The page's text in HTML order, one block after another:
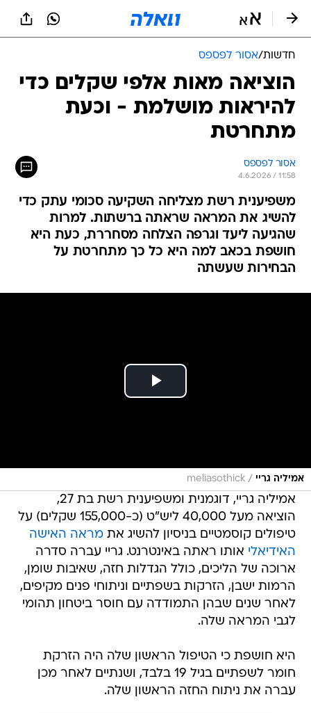
חדשות/אסור לפספס
הוציאה מאות אלפי שקלים כדי
להיראות מושלמת - וכעת
מתחרטת
אסור לפספס
4.6.2026 / 11:58
משפיענית רשת מצליחה השקיעה סכומי עתק כדי
להשיג את המראה שראתה ברשתות. למרות
שהגיעה ליעד וגרפה הצלחה מסחררת, כעת היא
חושפת בכאב למה היא כל כך מתחרטת על
הבחירות שעשתה
אמיליה גריי /
meliasothick
אמיליה גריי, דוגמנית ומשפיענית רשת בת 27,
הוציאה מעל 40,000 ליש"ט (כ-155,000 שקלים) על
טיפולים קוסמטיים בניסיון להשיג אתמראה האישה
האידיאלי אותו ראתה באינטרנט. גריי עברה סדרה
ארוכה של הליכים, כולל הגדלות חזה, שאיבות שומן,
הרמות ישבן, הזרקות בשפתיים וניתוחי פנים מקיפים,
לאחר שנים שבהן התמודדה עם חוסר ביטחון תהומי
לגבי המראה שלה.
היא חושפת כי הטיפול הראשון שלה היה הזרקת
חומר לשפתיים בגיל 19 בלבד, ושנתיים לאחר מכן
עברה את ניתוח החזה הראשון שלה.